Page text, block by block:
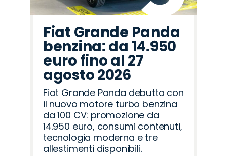
Fiat Grande Panda
benzina: da 14.950
euro fino al 27
agosto 2026
Fiat Grande Panda debutta con
il nuovo motore turbo benzina
da 100 CV: promozione da
14.950 euro, consumi contenuti,
tecnologia moderna e tre
allestimenti disponibili.